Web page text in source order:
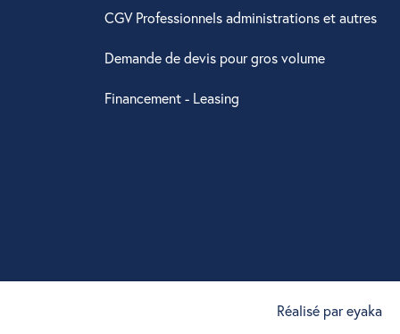
CGV Professionnels administrations et autres
Demande de devis pour gros volume
Financement - Leasing
Réalisé par eyaka